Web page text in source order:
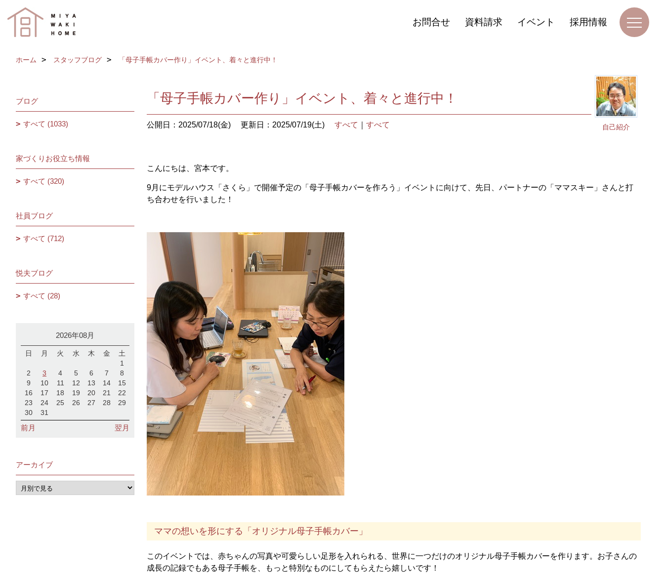
お問合せ 資料請求 イベント 採用情報
ホーム スタッフブログ 「母子手帳カバー作り」イベント、着々と進行中！
自己紹介
「母子手帳カバー作り」イベント、着々と進行中！
公開日：2025/07/18(金) 更新日：2025/07/19(土) すべて すべて
こんにちは、宮本です。
9月にモデルハウス「さくら」で開催予定の「母子手帳カバーを作ろう」イベントに向けて、先日、パートナーの「ママスキー」さんと打
ち合わせを行いました！
ママの想いを形にする「オリジナル母子手帳カバー」
このイベントでは、赤ちゃんの写真や可愛らしい足形を入れられる、世界に一つだけのオリジナル母子手帳カバーを作ります。お子さんの
成長の記録でもある母子手帳を、もっと特別なものにしてもらえたら嬉しいです！
ブログ
すべて (1033)
家づくりお役立ち情報
すべて (320)
社員ブログ
すべて (712)
悦夫ブログ
すべて (28)
2026年08月
日 月 火 水 木 金
土
1
2
3 4 5 6 7
8
9
10 11 12 13 14
15
16
17 18 19 20 21
22
23
24 25 26 27 28
29
30
31
前月 翌月
アーカイブ